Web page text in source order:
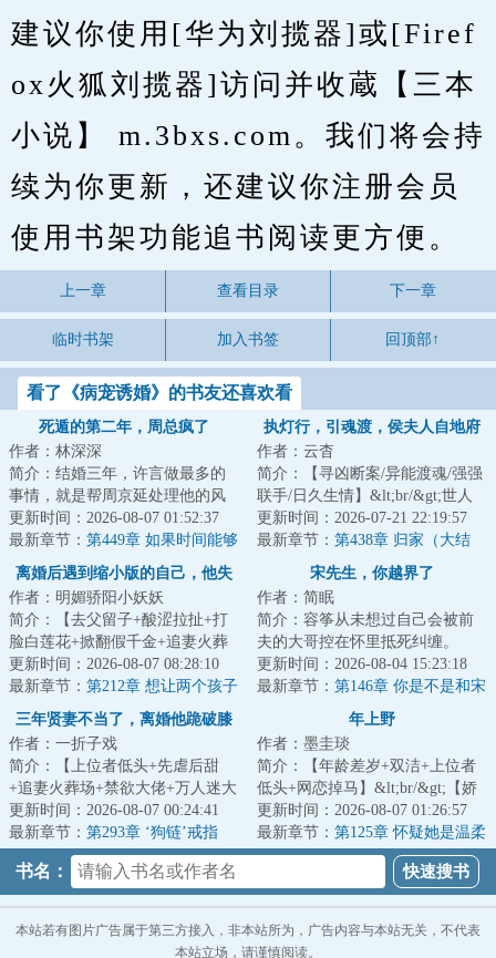
建议你使用[华为刘揽器]或[Firef
ox火狐刘揽器]访问并收蔵【三本
小说】 m.3bxs.com。我们将会持
续为你更新，还建议你注册会员
使用书架功能追书阅读更方便。
上一章 查看目录 下一章
临时书架 加入书签 回顶部↑
看了《病宠诱婚》的书友还喜欢看
死遁的第二年，周总疯了
作者：林深深
简介：结婚三年，许言做最多的
事情，就是帮周京延处理他的风
流后事。以为自己对他和这个家
的呵护，终有一...
更新时间：2026-08-07 01:52:37
最新章节： 第449章 如果时间能够
倒回
执灯行，引魂渡，侯夫人自地府
作者：云杳
简介：【寻凶断案/异能渡魂/强强
联手/日久生情】&lt;br/&gt;世人
皆知，仁宣候府的小侯爷任风玦
有能耐，年...
更新时间：2026-07-21 22:19:57
最新章节： 第438章 归家（大结
离婚后遇到缩小版的自己，他失
控了
作者：明媚骄阳小妖妖
简介：【去父留子+酸涩拉扯+打
脸白莲花+掀翻假千金+追妻火葬
场】&lt;br/&gt;乔安萝在医院核实
有人冒用自...
更新时间：2026-08-07 08:28:10
最新章节： 第212章 想让两个孩子
去寿宴，你先学会尊重再说吧！
宋先生，你越界了
作者：简眠
简介：容筝从未想过自己会被前
夫的大哥控在怀里抵死纠缠。
……容筝是一个心理医生，线上
问诊碰见一个小三...
更新时间：2026-08-04 15:23:18
最新章节： 第146章 你是不是和宋
三年贤妻不当了，离婚他跪破膝
盖
作者：一折子戏
简介：【上位者低头+先虐后甜
+追妻火葬场+禁欲大佬+万人迷大
明星】姜樾上了热搜，被网友指
认小三时，商庭...
更新时间：2026-08-07 00:24:41
最新章节： 第293章 ‘狗链’戒指
年上野
作者：墨圭琰
简介：【年龄差岁+双洁+上位者
低头+网恋掉马】&lt;br/&gt;【娇
媚自私真绿茶VS禁欲凉薄假正
经】&lt;br/&gt...
更新时间：2026-08-07 01:26:57
最新章节： 第125章 怀疑她是温柔
小兔
书名：
本站若有图片广告属于第三方接入，非本站所为，广告内容与本站无关，不代表
本站立场，请谨慎阅读。